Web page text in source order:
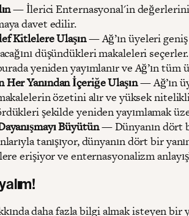
— İlerici Enternasyonal'in değerlerini
davet edilir.
Kitlelere Ulaşın— Ağ’ın üyeleri
düşündükleri makaleleri
yeniden yayımlanır ve Ağ’ın tüm
Her Yanından İçeriğe Ulaşın— Ağ’ın
özetini alır ve yüksek
şekilde yeniden yayımlamak
Büyütün— Dünyanın dört
tanışıyor, dünyanın dört bir
erişiyor ve enternasyonalizm
daha fazla bilgi almak isteyen bir